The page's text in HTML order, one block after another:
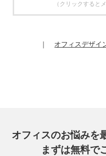
提供記録の開示を請求する
7. 個人情報を提供されるこ
お客様がご自身の個人情報
（クリックすると
｜ オフィスデザイ
オフィスのお悩みを
まずは無料で